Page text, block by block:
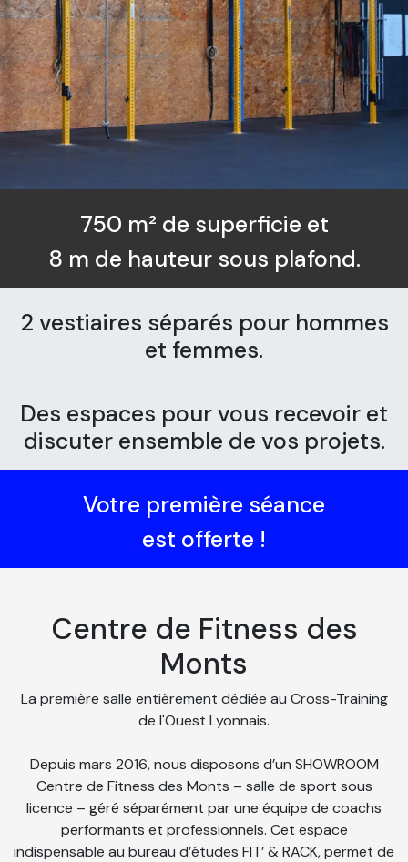
750 m² de superficie et
8 m de hauteur sous plafond.
2 vestiaires séparés pour hommes
et femmes.
Des espaces pour vous recevoir et
discuter ensemble de vos projets.
Votre première séance
est offerte !
Centre de Fitness des
Monts
La première salle entièrement dédiée au Cross-Training
de l'Ouest Lyonnais.
Depuis mars 2016, nous disposons d’un SHOWROOM
Centre de Fitness des Monts – salle de sport sous
licence – géré séparément par une équipe de coachs
performants et professionnels. Cet espace
indispensable au bureau d’études FIT’ & RACK, permet de